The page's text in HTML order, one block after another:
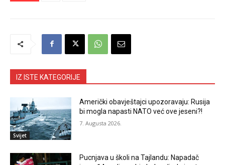
IZ ISTE KATEGORIJE
Svijet
Američki obavještajci upozoravaju: Rusija
bi mogla napasti NATO već ove jeseni?!
7. Augusta 2026.
Pucnjava u školi na Tajlandu: Napadač